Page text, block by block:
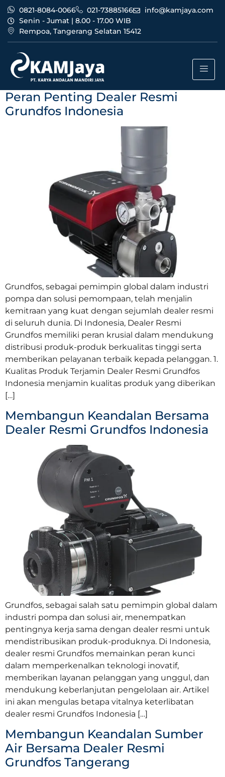
0821-8084-0066 021-73885166
info@kamjaya.com
Senin - Jumat | 8.00 - 17.00 WIB
Rempoa, Tangerang Selatan 15412
Tag:
grundfos indonesia
Peran Penting Dealer Resmi
Grundfos Indonesia
Grundfos, sebagai pemimpin global dalam industri
pompa dan solusi pemompaan, telah menjalin
kemitraan yang kuat dengan sejumlah dealer resmi
di seluruh dunia. Di Indonesia, Dealer Resmi
Grundfos memiliki peran krusial dalam mendukung
distribusi produk-produk berkualitas tinggi serta
memberikan pelayanan terbaik kepada pelanggan. 1.
Kualitas Produk Terjamin Dealer Resmi Grundfos
Indonesia menjamin kualitas produk yang diberikan
[…]
Membangun Keandalan Bersama
Dealer Resmi Grundfos Indonesia
Grundfos, sebagai salah satu pemimpin global dalam
industri pompa dan solusi air, menempatkan
pentingnya kerja sama dengan dealer resmi untuk
mendistribusikan produk-produknya. Di Indonesia,
dealer resmi Grundfos memainkan peran kunci
dalam memperkenalkan teknologi inovatif,
memberikan layanan pelanggan yang unggul, dan
mendukung keberlanjutan pengelolaan air. Artikel
ini akan mengulas betapa vitalnya keterlibatan
dealer resmi Grundfos Indonesia […]
Membangun Keandalan Sumber
Air Bersama Dealer Resmi
Grundfos Tangerang